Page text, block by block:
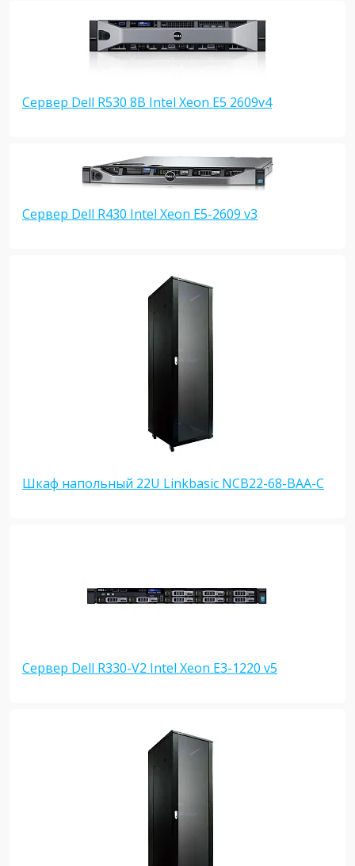
Сервер Dell R530 8B Intel Xeon E5 2609v4
Сервер Dell R430 Intel Xeon E5-2609 v3
Шкаф напольный 22U Linkbasic NCB22-68-BAA-C
Сервер Dell R330-V2 Intel Xeon E3-1220 v5